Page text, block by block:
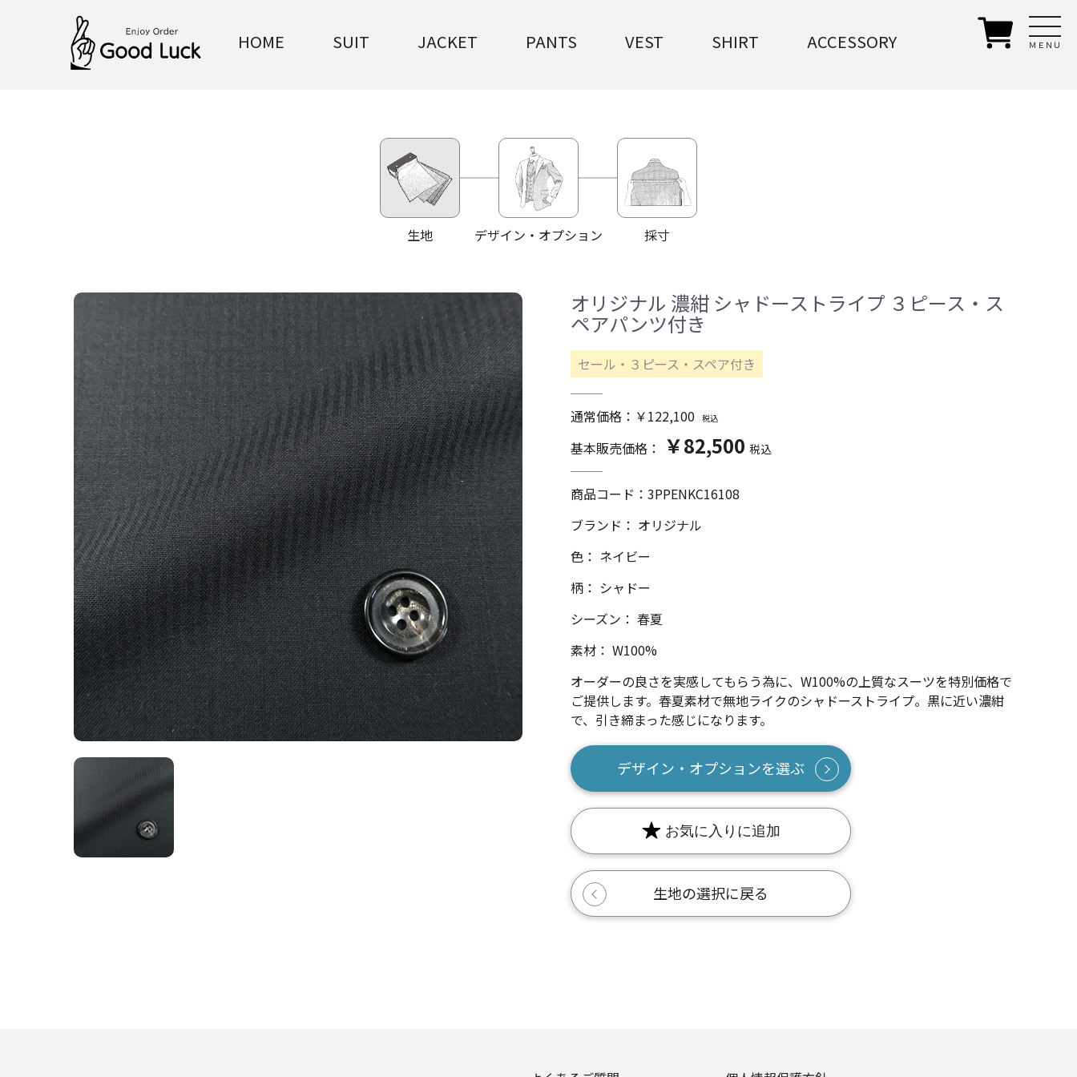
ＭＥＮＵ
HOME SUIT JACKET PANTS VEST SHIRT ACCESSORY
生地 デザイン・オプション 採寸
オリジナル 濃紺 シャドーストライプ ３ピース・ス
ペアパンツ付き
セール・３ピース・スペア付き
通常価格：￥122,100 税込
基本販売価格： ￥82,500 税込
商品コード： 3PPENKC16108
ブランド： オリジナル
色： ネイビー
柄： シャドー
シーズン： 春夏
素材： W100%
オーダーの良さを実感してもらう為に、W100%の上質なスーツを特別価格で
ご提供します。春夏素材で無地ライクのシャドーストライプ。黒に近い濃紺
で、引き締まった感じになります。
数量
デザイン・オプションを選ぶ
お気に入りに追加
生地の選択に戻る